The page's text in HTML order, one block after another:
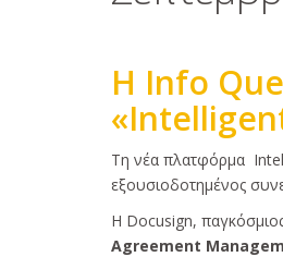
H Info
Κυρίως
κείμενο
Τη νέα πλατφόρμα
εξουσιοδοτημένος
Η Docusign,
Agreement